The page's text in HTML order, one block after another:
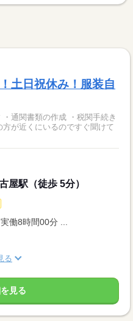
土日祝休み！服装自
屋駅（徒歩 5分）
働8時間00分 ...
る
見る